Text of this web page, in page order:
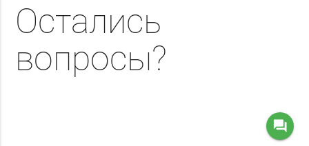
Остались
вопросы?
question_answer